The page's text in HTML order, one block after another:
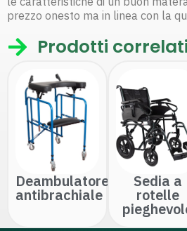
prezzo onesto ma in linea con la
Prodotti
Deambulatore
antibrachiale
Sedia a
rotelle